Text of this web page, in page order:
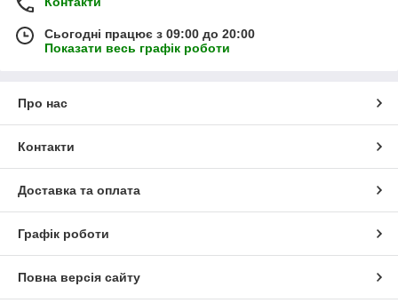
Сьогодні працює з 09:00 до 20:00
Показати весь графік роботи
Про нас
Контакти
Доставка та оплата
Графік роботи
Повна версія сайту